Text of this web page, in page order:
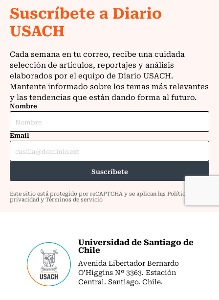
Universidad de Santiago de
Chile
Avenida Libertador Bernardo
O’Higgins Nº 3363. Estación
Central. Santiago. Chile.